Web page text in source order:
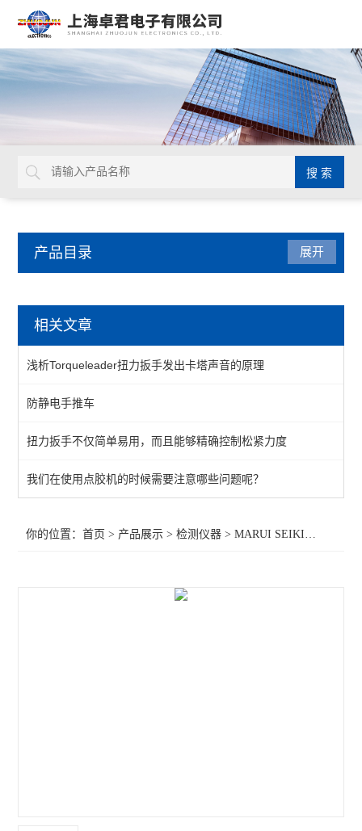
产品目录
表面抵抗计
KANETEC高斯计
SIMCO测试仪
日本三丰千分表
MITUTOYO三丰
展开
相关文章
浅析Torqueleader扭力扳手发出卡塔声音的原理
防静电手推车
扭力扳手不仅简单易用，而且能够精确控制松紧力度
我们在使用点胶机的时候需要注意哪些问题呢？
你的位置：首页 > 产品展示 >检测仪器 >MARUI SEIKI丸井计器